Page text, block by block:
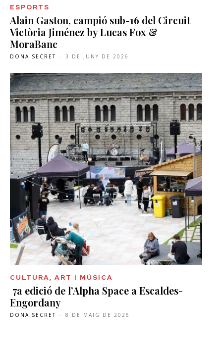
ESPORTS
Alain Gaston, campió sub-16 del Circuit
Victòria Jiménez by Lucas Fox &
MoraBanc
DONA SECRET - 3 DE JUNY DE 2026
CULTURA, ART I MÚSICA
7a edició de l’Alpha Space a Escaldes-
Engordany
DONA SECRET - 8 DE MAIG DE 2026